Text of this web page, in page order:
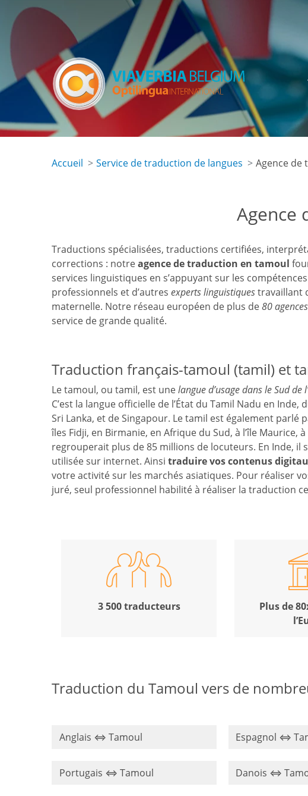
main
Accueil Service de traduction de langues Agence de
Agence
Traductions spécialisées, traductions certifiées,
corrections : notreagence de traduction en tamoul
services linguistiques en s’appuyant sur les
professionnels et d’autres experts linguistiquestravaillant
maternelle. Notre réseau européen de plus de80 agences
service de grande qualité.
Traduction français-tamoul (tamil) et
Le tamoul, ou tamil, est unelangue d’usage dans le Sud de
C’est la langue officielle de l’État du Tamil Nadu en
Sri Lanka, et de Singapour. Le tamil est également parlé
îles Fidji, en Birmanie, en Afrique du Sud, à l’île Maurice,
regrouperait plus de 85 millions de locuteurs. En Inde, il
utilisée sur internet. Ainsi traduire vos contenus
votre activité sur les marchés asiatiques. Pour réaliser
juré, seul professionnel habilité à réaliser la traduction
3 500 traducteurs
Plus de
Traduction du Tamoul vers de
Anglais ⇔ Tamoul Espagnol ⇔
Portugais ⇔ Tamoul Danois ⇔